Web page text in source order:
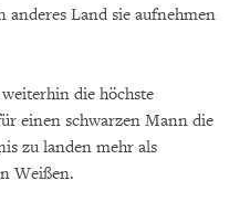
Land sie aufnehmen
die höchste
einen schwarzen Mann die
zu landen mehr als
Weißen.